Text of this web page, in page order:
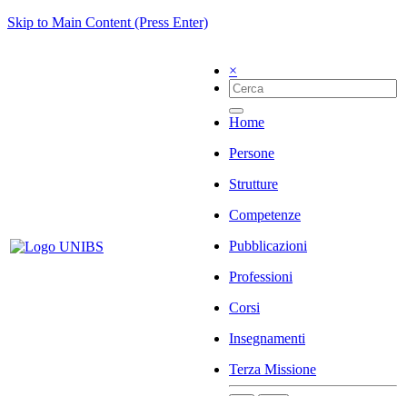
Skip to Main Content (Press Enter)
×
Home
Persone
Strutture
Competenze
Pubblicazioni
Professioni
Corsi
Insegnamenti
Terza Missione